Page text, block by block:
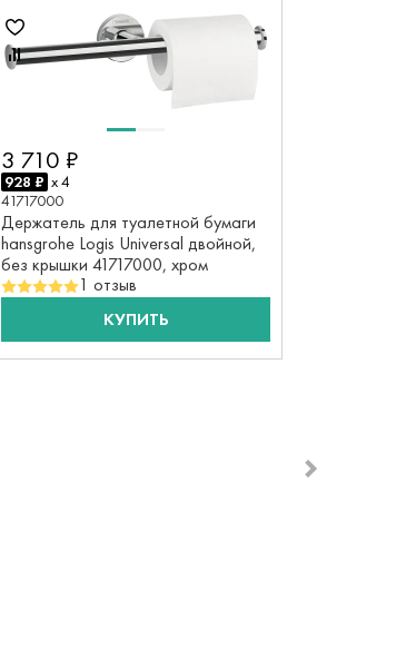
3 710 ₽
928 ₽ x 4
41717000
Держатель для туалетной бумаги
hansgrohe Logis Universal двойной,
без крышки 41717000, хром
1 отзыв
КУПИТЬ